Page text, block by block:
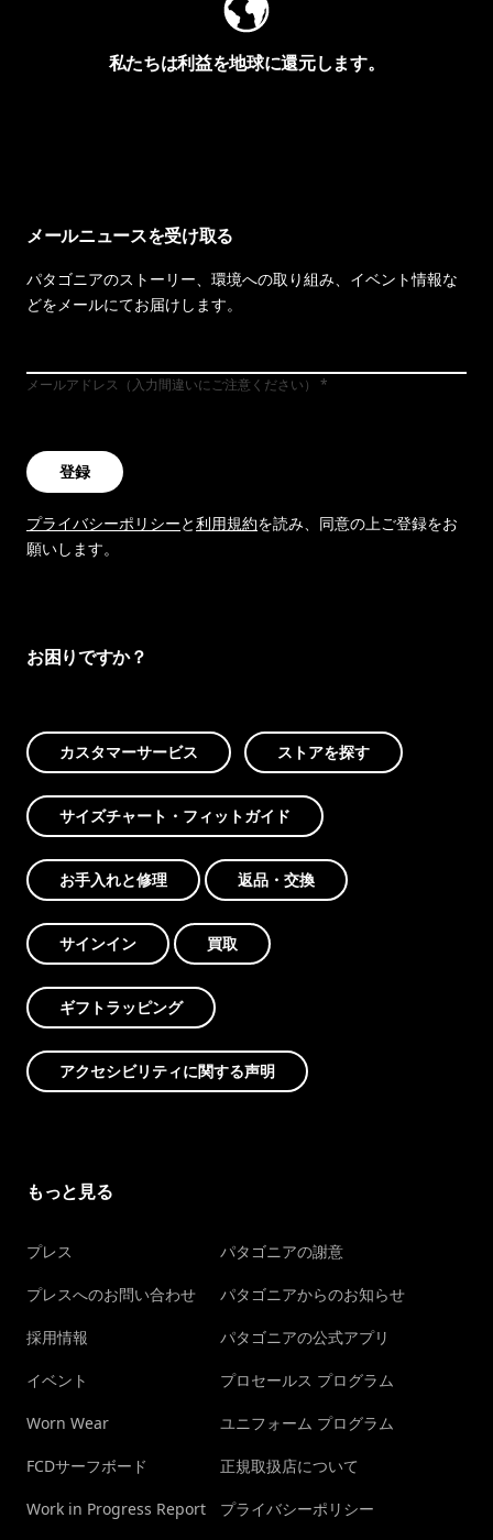
私たちは利益を地球に還元します。
メールニュースを受け取る
パタゴニアのストーリー、環境への取り組み、イベント情報な
どをメールにてお届けします。
メールアドレス（入力間違いにご注意ください）
登録
プライバシーポリシーと利用規約を読み、同意の上ご登録をお
願いします。
お困りですか？
カスタマーサービス ストアを探す
サイズチャート・フィットガイド
お手入れと修理 返品・交換
サインイン 買取
ギフトラッピング
アクセシビリティに関する声明
もっと見る
プレス
プレスへのお問い合わせ
採用情報
イベント
Worn Wear
FCDサーフボード
Work in Progress Report
パタゴニアの謝意
パタゴニアからのお知らせ
パタゴニアの公式アプリ
プロセールス プログラム
ユニフォーム プログラム
正規取扱店について
プライバシーポリシー